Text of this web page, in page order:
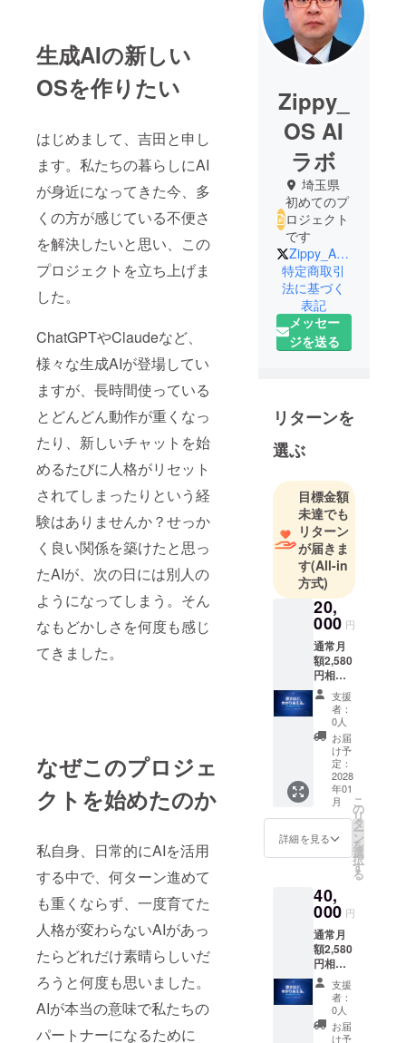
生成AIの新しい
OSを作りたい
はじめまして、吉田と申し
ます。私たちの暮らしにAI
が身近になってきた今、多
くの方が感じている不便さ
を解決したいと思い、この
プロジェクトを立ち上げま
した。
ChatGPTやClaudeなど、
様々な生成AIが登場してい
ますが、長時間使っている
とどんどん動作が重くなっ
たり、新しいチャットを始
めるたびに人格がリセット
されてしまったりという経
験はありませんか？せっか
く良い関係を築けたと思っ
たAIが、次の日には別人の
ようになってしまう。そん
なもどかしさを何度も感じ
てきました。
なぜこのプロジェ
クトを始めたのか
私自身、日常的にAIを活用
する中で、何ターン進めて
も重くならず、一度育てた
人格が変わらないAIがあっ
たらどれだけ素晴らしいだ
ろうと何度も思いました。
AIが本当の意味で私たちの
パートナーになるために
Zippy_
OS AI
ラボ
埼玉県
初めてのプ
ロジェクト
です
Zippy_AI_Lab
特定商取引
法に基づく
表記
メッセー
ジを送る
リターンを
選ぶ
目標金額
未達でも
リターン
が届きま
す(All-in
方式)
20,
000 円
通常月
額2,580
円相当
のとこ
ろ、ご
支援者
の方に
AI_OS
「アー
リーサ
ポー
ターラ
イセン
ス（1
年）」
をご提
す。 ※
ライセ
ンス期
間はリ
リース
日から1
年間で
す（有
効期
限：リ
リース
支援
者：
0人
お届
け予
定：
2028
年01
月
詳細を見る
こ
の
リ
タ
ー
ン
を
選
択
す
る
40,
000 円
通常月
額2,580
円相当
のとこ
ろ、ご
支援者
の方に
AI_OS
支援
者：
0人
お届
け予